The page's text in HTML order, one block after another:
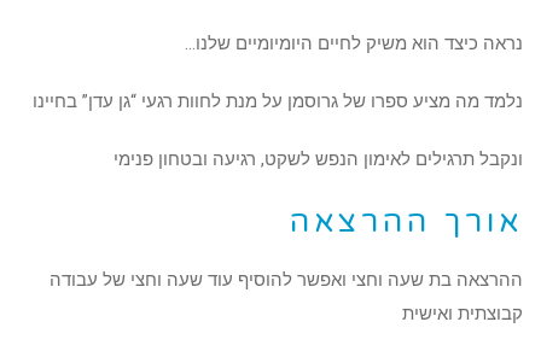
נראה כיצד הוא משיק לחיים היומיומיים שלנו…
נלמד מה מציע ספרו של גרוסמן על מנת לחוות רגעי “גן עדן” בחיינו
ונקבל תרגילים לאימון הנפש לשקט, רגיעה ובטחון פנימי
אורך ההרצאה
ההרצאה בת שעה וחצי ואפשר להוסיף עוד שעה וחצי של עבודה
קבוצתית ואישית